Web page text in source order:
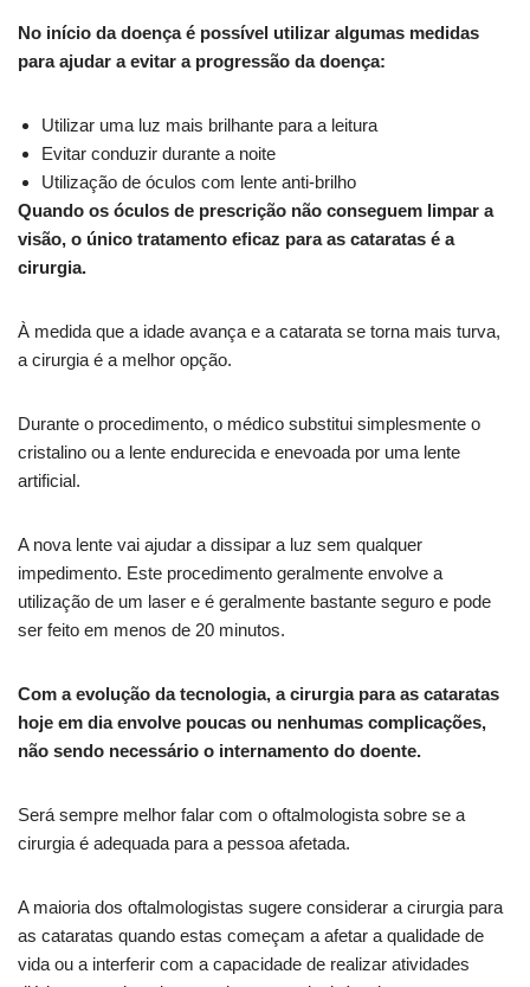
No início da doença é possível utilizar algumas medidas
para ajudar a evitar a progressão da doença:
Utilizar uma luz mais brilhante para a leitura
Evitar conduzir durante a noite
Utilização de óculos com lente anti-brilho
Quando os óculos de prescrição não conseguem limpar a
visão, o único tratamento eficaz para as cataratas é a
cirurgia.
À medida que a idade avança e a catarata se torna mais turva,
a cirurgia é a melhor opção.
Durante o procedimento, o médico substitui simplesmente o
cristalino ou a lente endurecida e enevoada por uma lente
artificial.
A nova lente vai ajudar a dissipar a luz sem qualquer
impedimento. Este procedimento geralmente envolve a
utilização de um laser e é geralmente bastante seguro e pode
ser feito em menos de 20 minutos.
Com a evolução da tecnologia, a cirurgia para as cataratas
hoje em dia envolve poucas ou nenhumas complicações,
não sendo necessário o internamento do doente.
Será sempre melhor falar com o oftalmologista sobre se a
cirurgia é adequada para a pessoa afetada.
A maioria dos oftalmologistas sugere considerar a cirurgia para
as cataratas quando estas começam a afetar a qualidade de
vida ou a interferir com a capacidade de realizar atividades